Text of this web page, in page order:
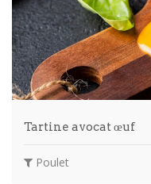
Tartine avocat œuf
Poulet